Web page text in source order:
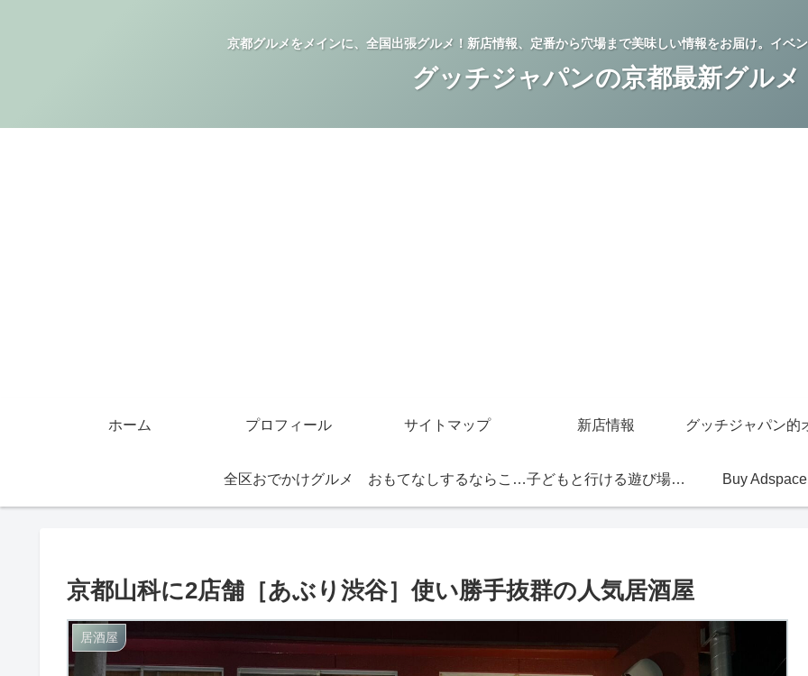
京都グルメをメインに、全国出張グルメ！新店情報、定番から穴場まで美味しい情報をお届け。イベ
グッチジャパンの京都最新グルメ
ホーム プロフィール サイトマップ 新店情報
全区おでかけグルメ おもてなしするならこの店 子どもと行ける遊び場・お店 Buy Adspace
京都山科に2店舗［あぶり渋谷］使い勝手抜群の人気居酒屋
居酒屋